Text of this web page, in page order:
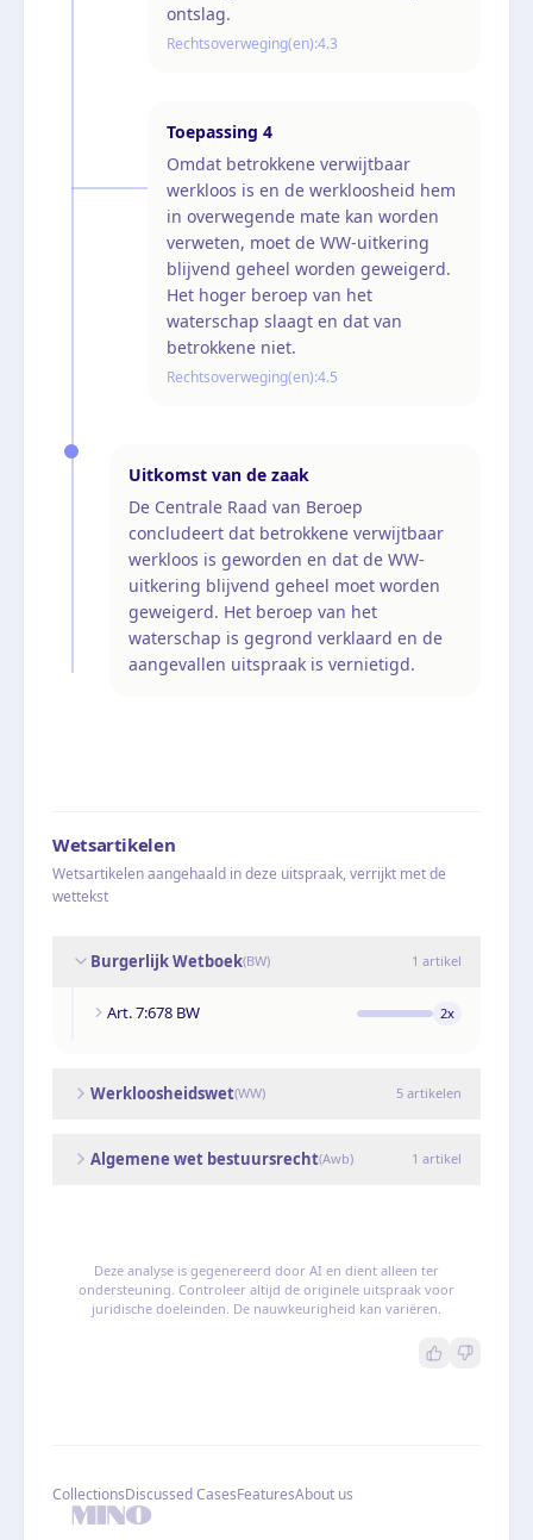
ontslag.
Rechtsoverweging(en):4.3
Toepassing 4
Omdat betrokkene verwijtbaar
werkloos is en de werkloosheid hem
in overwegende mate kan worden
verweten, moet de WW-uitkering
blijvend geheel worden geweigerd.
Het hoger beroep van het
waterschap slaagt en dat van
betrokkene niet.
Rechtsoverweging(en):4.5
Uitkomst van de zaak
De Centrale Raad van Beroep
concludeert dat betrokkene verwijtbaar
werkloos is geworden en dat de WW-
uitkering blijvend geheel moet worden
geweigerd. Het beroep van het
waterschap is gegrond verklaard en de
aangevallen uitspraak is vernietigd.
Wetsartikelen
Wetsartikelen aangehaald in deze uitspraak, verrijkt met de
wettekst
Burgerlijk Wetboek(BW) 1 artikel
Art. 7:678 BW 2x
Werkloosheidswet(WW) 5 artikelen
Algemene wet bestuursrecht(Awb) 1 artikel
Deze analyse is gegenereerd door AI en dient alleen ter
ondersteuning. Controleer altijd de originele uitspraak voor
juridische doeleinden. De nauwkeurigheid kan variëren.
CollectionsDiscussed CasesFeaturesAbout us